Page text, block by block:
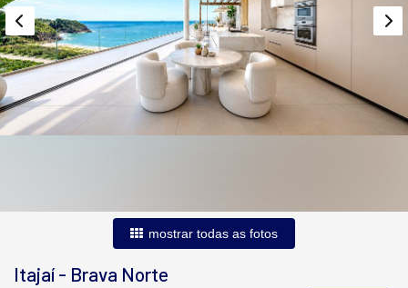
mostrar todas as fotos
Itajaí - Brava Norte